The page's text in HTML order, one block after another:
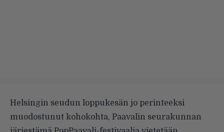
Helsingin seudun loppukesän jo perinteeksi
muodostunut kohokohta, Paavalin seurakunnan